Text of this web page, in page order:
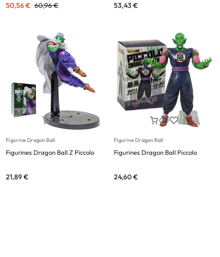
60,96€
50,56€ 53,43 €
Figurine Dragon Ball
Figurines Dragon Ball Z Piccolo
21,89€
Figurine Dragon Ball
Figurines Dragon Ball Piccolo
24,60€